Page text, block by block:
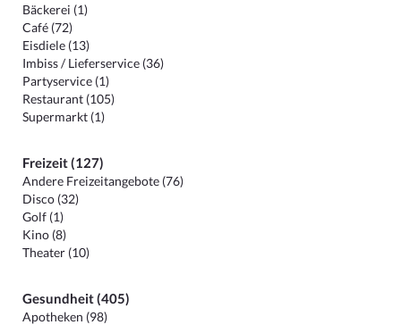
Bäckerei (1)
Café (72)
Eisdiele (13)
Imbiss / Lieferservice (36)
Partyservice (1)
Restaurant (105)
Supermarkt (1)
Freizeit (127)
Andere Freizeitangebote (76)
Disco (32)
Golf (1)
Kino (8)
Theater (10)
Gesundheit (405)
Apotheken (98)